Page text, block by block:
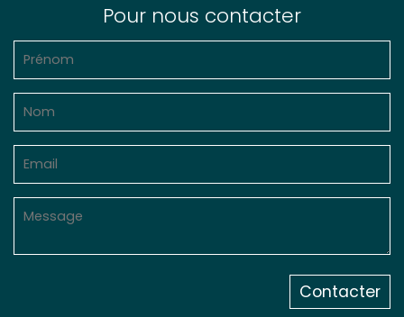
Pour nous contacter
Contacter